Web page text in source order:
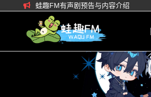
蛙趣FM有声剧预告与内容介绍